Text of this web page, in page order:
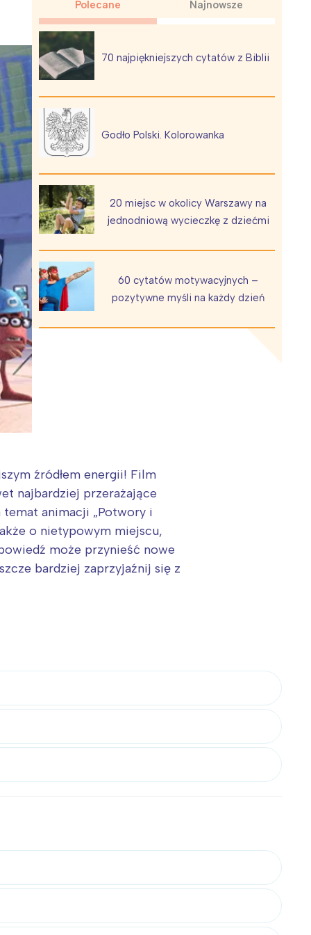
Polecane Najnowsze
70 najpiękniejszych cytatów z Biblii
Godło Polski. Kolorowanka
20 miejsc w okolicy Warszawy na
jednodniową wycieczkę z dziećmi
60 cytatów motywacyjnych –
pozytywne myśli na każdy dzień
źródłem energii! Film
najbardziej przerażające
animacji „Potwory i
o nietypowym miejscu,
może przynieść nowe
bardziej zaprzyjaźnij się z